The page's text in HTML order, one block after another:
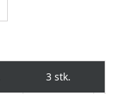
3 stk.